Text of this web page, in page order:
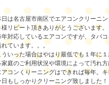
日は名古屋市南区でエアコンクリーニン
様リピート頂きありがとうございます。
年対応しているエアコンですが、タバ
れています。。。
ういった場合はやはり最低でも１年に
家庭のご利用状況や環境によって汚れ方
アコンくりーニングはできれば毎年。
日もしっかりクリーニング致しました！